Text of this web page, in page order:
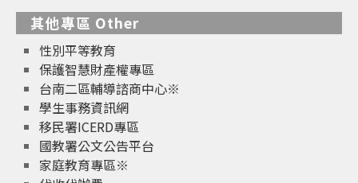
其他專區 Other
性別平等教育
保護智慧財產權專區
台南二區輔導諮商中心※
學生事務資訊網
移民署ICERD專區
國教署公文公告平台
家庭教育專區※